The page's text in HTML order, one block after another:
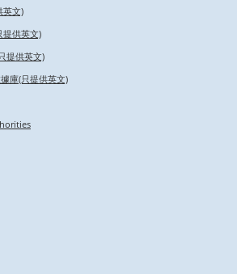
英文)
提供英文)
提供英文)
庫(只提供英文)